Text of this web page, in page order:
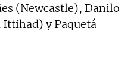
(Newcastle), Danilo
y Paquetá